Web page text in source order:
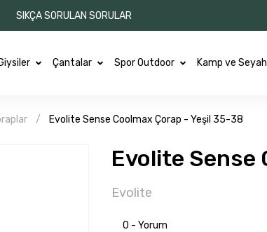
SIKÇA SORULAN SORULAR
Çantalar Spor Outdoor Kamp ve
Evolite Sense Coolmax Çorap - Yeşil 35-38
Evolite Sense
Evolite
0 - Yorum